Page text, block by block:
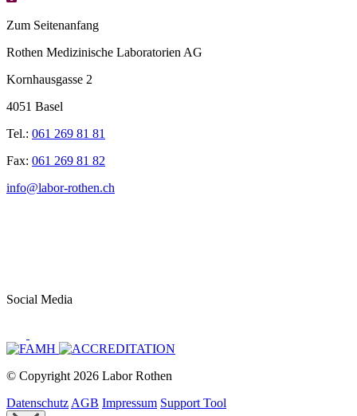
Zum Seitenanfang
Rothen Medizinische Laboratorien AG
Kornhausgasse 2
4051 Basel
Tel.: 061 269 81 81
Fax: 061 269 81 82
info@labor-rothen.ch
Social Media
© Copyright 2026 Labor Rothen
Datenschutz AGB Impressum Support Tool